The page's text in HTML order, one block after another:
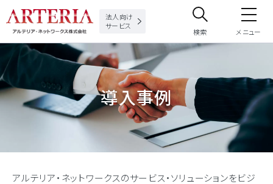
法人向け
サービス
検索
サイト内検索
サイト内で検索したいフリーワードを入力してください。
メニュー
導入事例
アルテリア・ネットワークスのサービス・ソリューションをビジ